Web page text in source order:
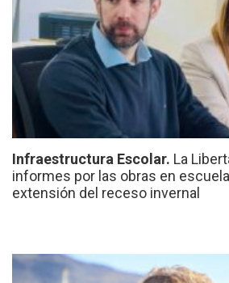
Infraestructura Escolar. La
informes por las obras en
extensión del receso invernal